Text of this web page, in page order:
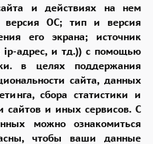
и действиях на нем
версия ОС; тип и версия
его экрана; источник
ip-адрес, и тд.)) с помощью
в целях поддержания
сайта, данных
сбора статистики и
сайтов и иных сервисов. С
можно ознакомиться
чтобы ваши данные
в Воронеже"
«Банк Точка»